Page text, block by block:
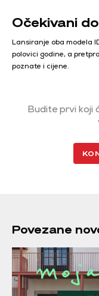
Očekivani
Lansiranje oba modela
polovici godine, a
poznate i cijene.
Budite prvi koji
Povezane